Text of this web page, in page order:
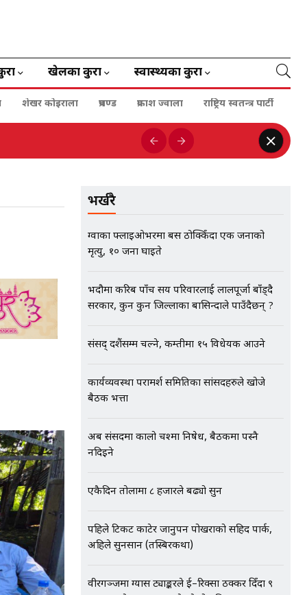
खेलका कुरा स्वास्थ्यका कुरा
शेखर कोइराला प्रचण्ड प्रकाश ज्वाला राष्ट्रिय स्वतन्त्र पार्टी
भर्खरै
ग्वार्को फ्लाइओभरमा बस ठोक्किँदा एक जनाको
मृत्यु, १० जना घाइते
भदौमा करिब पाँच सय परिवारलाई लालपूर्जा बाँड्दै
सरकार, कुन कुन जिल्लाका बासिन्दाले पाउँदैछन् ?
संसद् दशैंसम्म चल्ने, कम्तीमा १५ विधेयक आउने
कार्यव्यवस्था परामर्श समितिका सांसदहरुले खोजे
बैठक भत्ता
अब संसदमा कालो चश्मा निषेध, बैठकमा पस्नै
नदिइने
एकैदिन तोलामा ८ हजारले बढ्यो सुन
पहिले टिकट काटेर जानुपर्ने पोखराको सहिद पार्क,
अहिले सुनसान (तस्बिरकथा)
वीरगञ्जमा ग्यास ट्याङ्करले ई–रिक्सा ठक्कर दिँदा ९